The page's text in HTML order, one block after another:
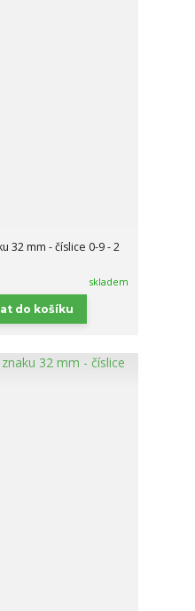
32 mm - číslice 0-9 - 2
skladem
do košíku